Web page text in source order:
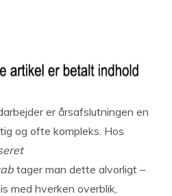
er årsafslutningen en
og ofte kompleks. Hos
tager man dette alvorligt –
med hverken overblik,